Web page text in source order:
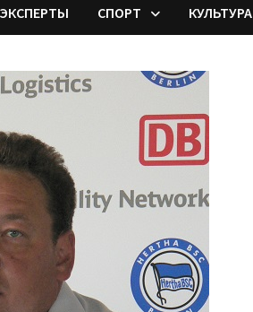
ЭКСПЕРТЫ СПОРТ КУЛЬТУРА